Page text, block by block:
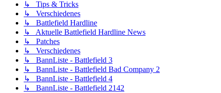
↳ Tips & Tricks
↳ Verschiedenes
↳ Battlefield Hardline
↳ Aktuelle Battlefield Hardline News
↳ Patches
↳ Verschiedenes
↳ BannListe - Battlefield 3
↳ BannListe - Battlefield Bad Company 2
↳ BannListe - Battlefield 4
↳ BannListe - Battlefield 2142